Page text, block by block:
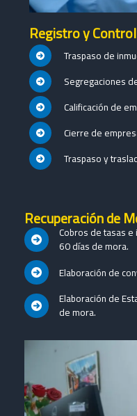
Registro y
Traspaso de
Segregaciones
Calificación de
Cierre de
Traspaso y
Recuperación de
Cobros de tasas
60 días de mora.
Elaboración de
Elaboración de
de mora.